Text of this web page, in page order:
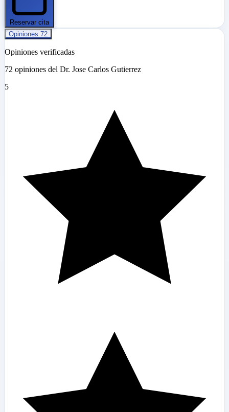
Reservar cita
Opiniones 72
Opiniones verificadas
72 opiniones del Dr. Jose Carlos Gutierrez
5